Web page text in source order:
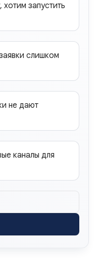
запустить
слишком
не дают
каналы для